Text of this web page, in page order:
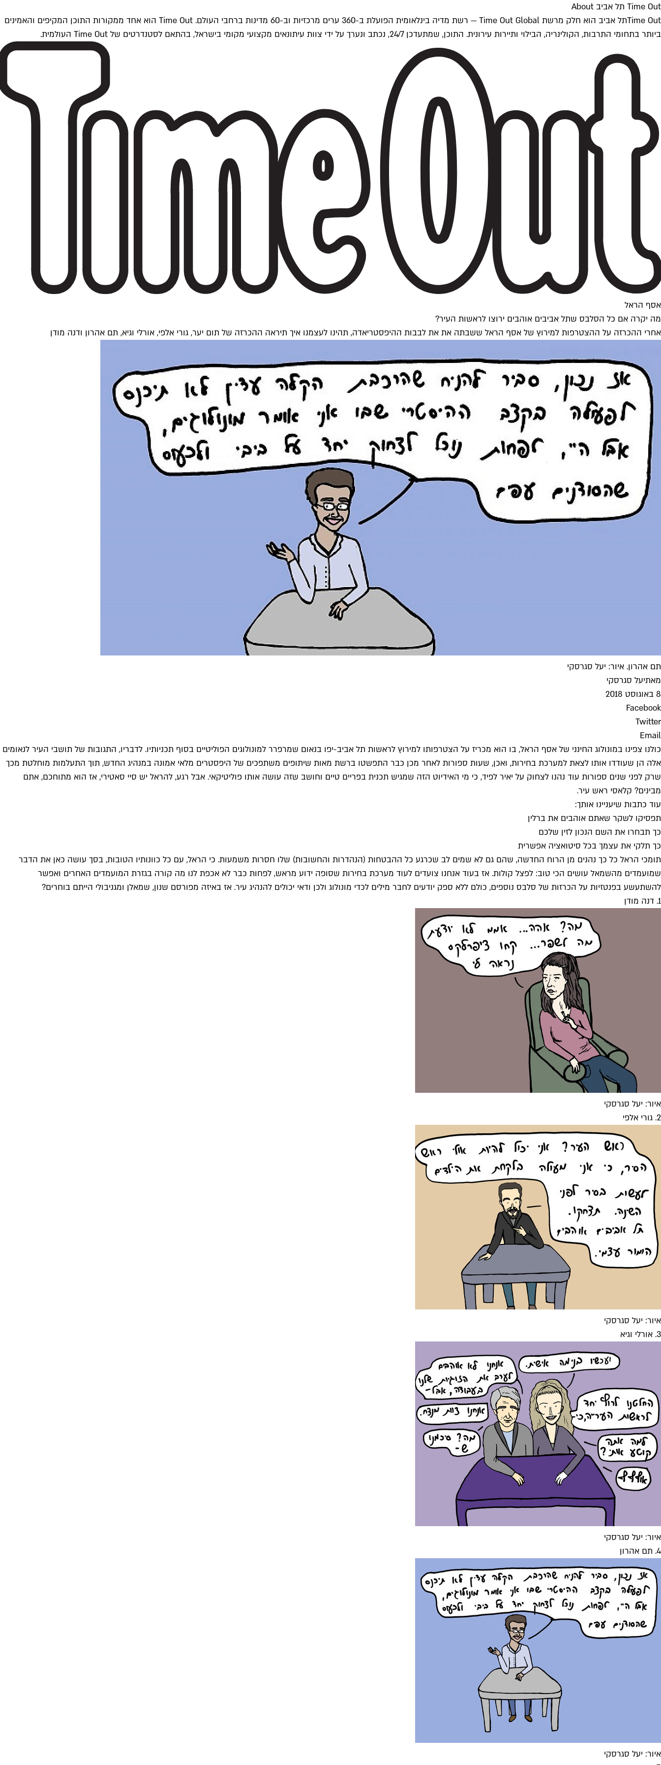
Time Out תל אביב About
Time Outתל אביב הוא חלק מרשת Time Out Global — רשת מדיה בינלאומית הפועלת ב-360 ערים מרכזיות וב-60 מדינות ברחבי העולם. Time Out הוא אחד ממקורות התוכן המקיפים והאמינים
ביותר בתחומי התרבות, הקולינריה, הבילוי ותיירות עירונית. התוכן, שמתעדכן 24/7, נכתב ונערך על ידי צוות עיתונאים מקצועי מקומי בישראל, בהתאם לסטנדרטים של Time Out העולמית.
אסף הראל
מה יקרה אם כל הסלבס שתל אביבים אוהבים ירוצו לראשות העיר?
אחרי ההכרזה על ההצטרפות למירוץ של אסף הראל ששבתה את את לבבות ההיפסטריאדה, תהינו לעצמנו איך תיראה ההכרזה של תום יער, גורי אלפי, אורלי וגיא, תם אהרון ודנה מודן
תם אהרון. איור: יעל סגרסקי
מאתיעל סגרסקי
8 באוגוסט 2018
Facebook
Twitter
Email
כולנו צפינו במונולוג החינני של אסף הראל, בו הוא מכריז על הצטרפותו למירוץ לראשות תל אביב-יפו בנאום שמרפרר למונולוגים הפוליטיים בסוף תכניותיו. לדבריו, התגובות של תושבי העיר לנאומים
אלה הן שעודדו אותו לצאת למערכת בחירות, ואכן, שעות ספורות לאחר מכן כבר התפשטו ברשת מאות שיתופים משתפכים של היפסטרים מלאי אמונה במנהיג החדש, תוך התעלמות מוחלטת מכך
שרק לפני שנים ספורות עוד נהנו לצחוק על יאיר לפיד, כי מי האידיוט הזה שמגיש תכנית בפריים טיים וחושב שזה עושה אותו פוליטיקאי. אבל רגע, להראל יש סיי סאטירי, אז הוא מתוחכם, אתם
מבינים? קלאסי ראש עיר.
עוד כתבות שיעניינו אותך:
תפסיקו לשקר שאתם אוהבים את ברלין
כך תבחרו את השם הנכון לזין שלכם
כך תלקי את עצמך בכל סיטואציה אפשרית
תומכי הראל כל כך נהנים מן הרוח החדשה, שהם גם לא שמים לב שכרגע כל ההבטחות (הנהדרות והחשובות) שלו חסרות משמעות. כי הראל, עם כל כוונותיו הטובות, בסך עושה כאן את הדבר
שמועמדים מהשמאל עושים הכי טוב: לפצל קולות. אז בעוד אנחנו צועדים לעוד מערכת בחירות שסופה ידוע מראש, לפחות כבר לא אכפת לנו מה קורה בגזרת המועמדים האחרים ואפשר
להשתעשע בפנטזיות על הכרזות של סלבס נוספים, כולם ללא ספק יודעים לחבר מילים לכדי מונולוג ולכן ודאי יכולים להנהיג עיר. אז באיזה מפורסם שנון, שמאלן ומגניבולי הייתם בוחרים?
1. דנה מודן
איור: יעל סגרסקי
2. גורי אלפי
איור: יעל סגרסקי
3. אורלי וגיא
איור: יעל סגרסקי
4. תם אהרון
איור: יעל סגרסקי